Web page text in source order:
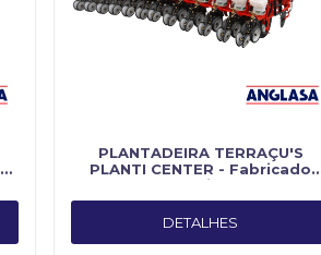
PLANTADEIRA TERRAÇU'S
PLANTI CENTER - Fabricado
por Planti Center
DETALHES